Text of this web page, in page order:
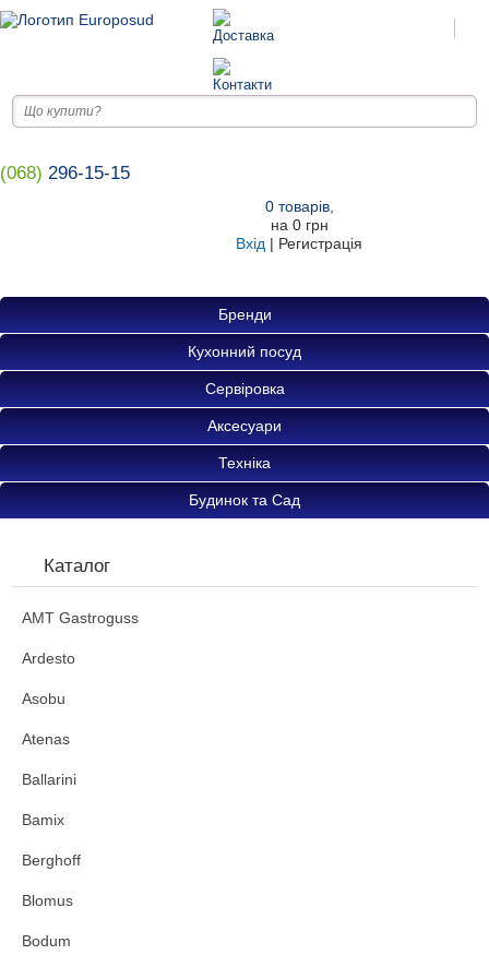
(068) 296-15-15
0товарів,
на 0 грн
Вхід | Регистрація
Бренди
Кухонний посуд
Сервіровка
Аксесуари
Техніка
Будинок та Сад
Каталог
AMT Gastroguss
Ardesto
Asobu
Atenas
Ballarini
Bamix
Berghoff
Blomus
Bodum